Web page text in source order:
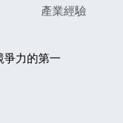
產業經驗
力的第一